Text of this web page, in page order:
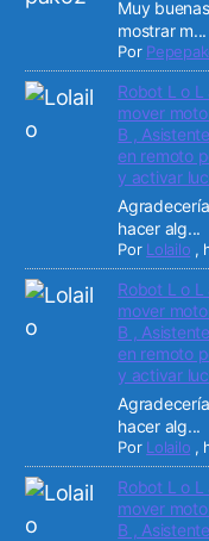
Muy
mostrar m...
Por
Robot L o L
mover
B ,
en remoto
y activar
hacer alg...
Por Lolailo ,
Robot L o L
mover
B ,
en remoto
y activar
hacer alg...
Por Lolailo ,
Robot L o L
mover
B ,